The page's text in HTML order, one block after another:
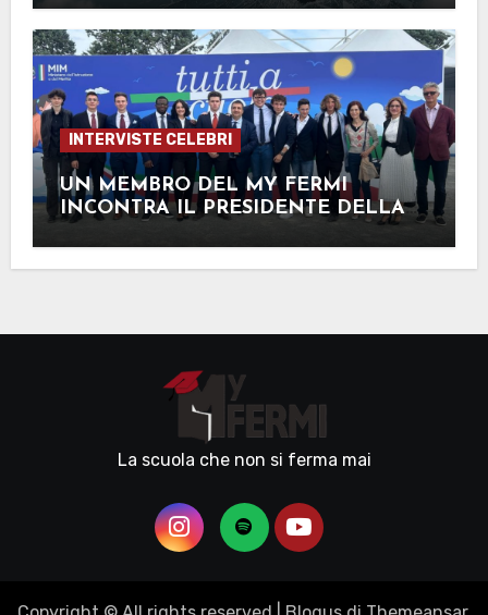
INTERVISTE CELEBRI
UN MEMBRO DEL MY FERMI
INCONTRA IL PRESIDENTE DELLA
La scuola che non si ferma mai